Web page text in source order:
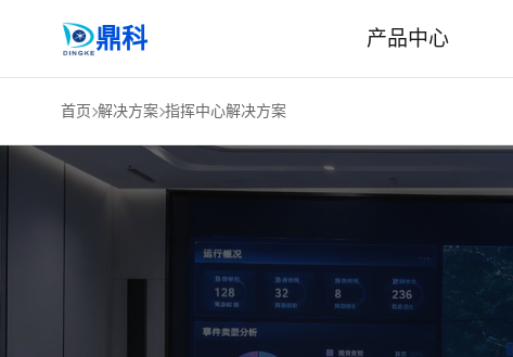
鼎科 产品中心
首页 解决方案 指挥中心解决方案